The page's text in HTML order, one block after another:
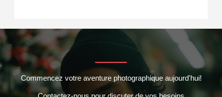
Commencez votre aventure photographique aujourd'hui!